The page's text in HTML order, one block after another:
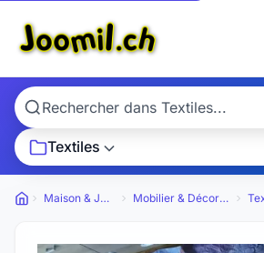
Textiles
Petites annonces
Maison & Jardin Mobilier & Décoration